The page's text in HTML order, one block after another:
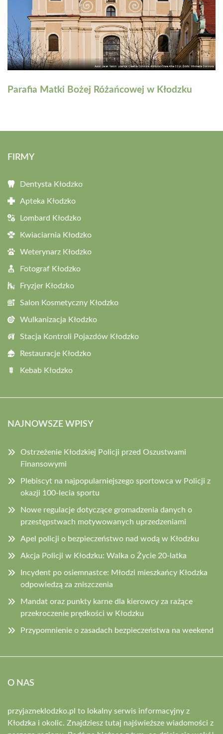
Parafia Matki Bożej Różańcowej w Kłodzku
FIRMY
Dentysta Kłodzko
Apteka Kłodzko
Lombard Kłodzko
Kwiaciarnia Kłodzko
Weterynarz Kłodzko
Fotograf Kłodzko
Fryzjer Kłodzko
Salon Kosmetyczny Kłodzko
Wulkanizacja Kłodzko
Stacja Kontroli Pojazdów Kłodzko
Restauracje Kłodzko
Kebab Kłodzko
NAJNOWSZE WPISY
Ostrzeżenie Kłodzkiej Policji przed Oszustwami
Finansowymi
Plebiscyt na najpopularniejszego sportowca w Policji z
okazji 100-lecia sportu
Nowe regulacje dotyczące gromadzenia danych o
przestępstwach motywowanych uprzedzeniami
Apel policji o bezpieczeństwo nad wodą w Kłodzku
Akcja Policji w Kłodzku: Walka o Życie 20-latka
Incydent po osiemnastce: Młodzi mieszkańcy Kłodzka
odpowiedzą za zniszczenia
Mandat oraz punkty karne dla kierowcy za rażące
przekroczenie prędkości w Kłodzku
Przypomnienie o zasadach bezpieczeństwa na weekend
O NAS
przyjazneklodzko.pl to lokalny serwis informacyjny z
Kłodzka i okolic. Znajdziesz tutaj najświeższe wiadomości z